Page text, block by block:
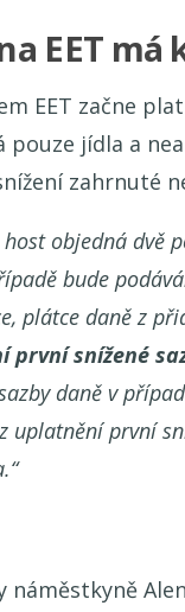
EET
EET začne
pouze jídla a
zahrnuté
host objedná dvě
bude
plátce daně z
první snížené
daně v
uplatnění první
náměstkyně